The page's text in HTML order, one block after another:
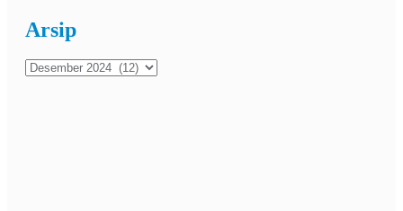
Arsip
Arsip